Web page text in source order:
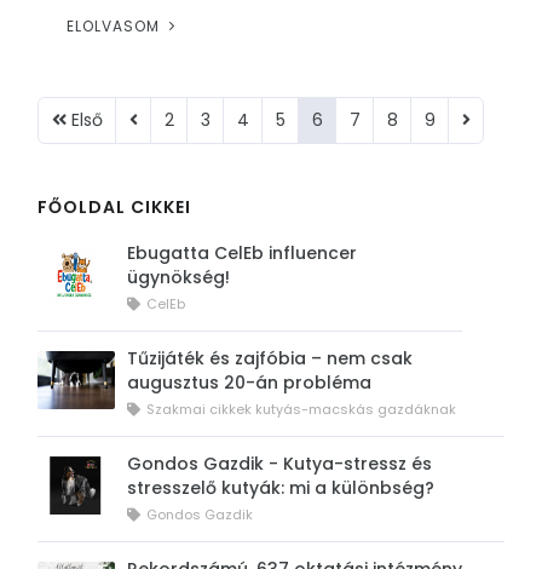
ELOLVASOM
Első 2 3 4 5 6 7 8 9
FŐOLDAL CIKKEI
Ebugatta CelEb influencer
ügynökség!
CelEb
Tűzijáték és zajfóbia – nem csak
augusztus 20-án probléma
Szakmai cikkek kutyás-macskás gazdáknak
Gondos Gazdik - Kutya-stressz és
stresszelő kutyák: mi a különbség?
Gondos Gazdik